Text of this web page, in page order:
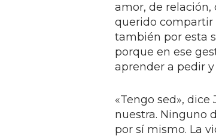
amor, de relación,
querido compartir
también por esta
porque en ese
aprender a pedir y
«Tengo sed»,
nuestra. Ninguno
por sí mismo. La